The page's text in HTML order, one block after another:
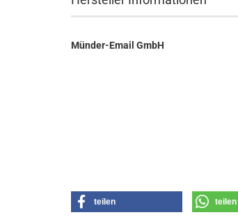
Münder-Email GmbH
teilen teilen